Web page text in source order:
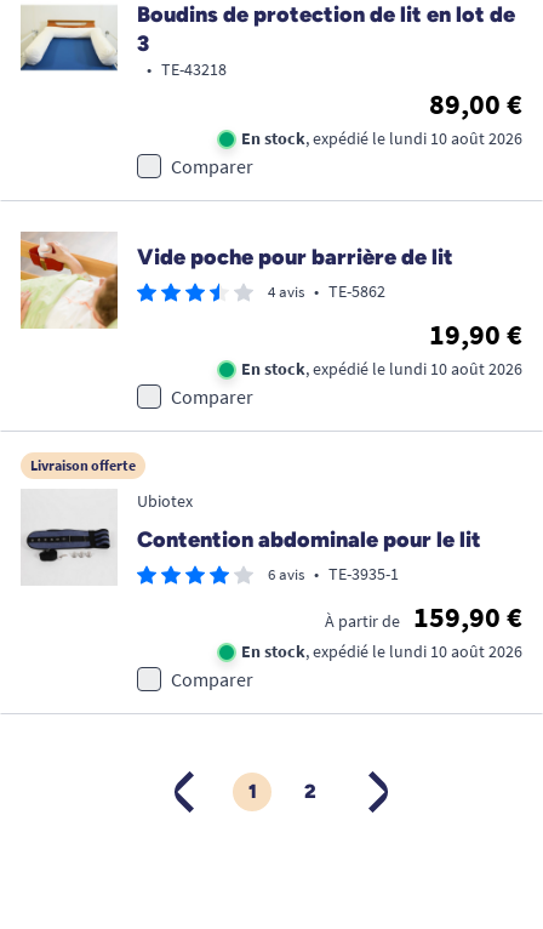
Boudins de protection de lit en lot de
3
• TE-43218
89,00 €
En stock, expédié le lundi 10 août 2026
Comparer
Vide poche pour barrière de lit
4 avis • TE-5862
19,90 €
En stock, expédié le lundi 10 août 2026
Comparer
Livraison offerte
Ubiotex
Contention abdominale pour le lit
6 avis • TE-3935-1
À partir de 159,90 €
En stock, expédié le lundi 10 août 2026
Comparer
PRÉCÉDENT
1 2 SUIVANT